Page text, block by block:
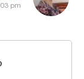
pm